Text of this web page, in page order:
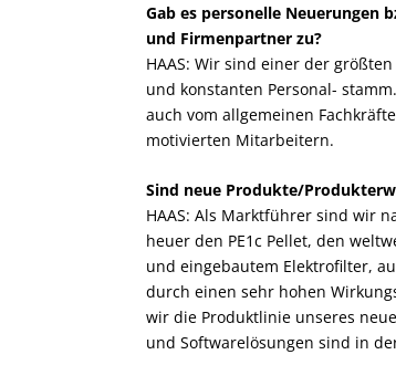
Gab es personelle Neuerungen
und Firmenpartner zu?
HAAS: Wir sind einer der
und konstanten Personal-
auch vom allgemeinen
motivierten Mitarbeitern.
Sind neue Produkte/
HAAS: Als Marktführer sind wir
heuer den PE1c Pellet, den
und eingebautem Elektrofilter,
durch einen sehr hohen
wir die Produktlinie unseres
und Softwarelösungen sind in